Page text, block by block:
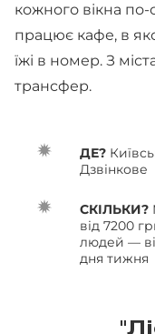
кожного вікна по-
працює кафе, в
їжі в номер. З
трансфер.
ДЕ?
Дзвінкове
СКІЛЬКИ?
від 7200
людей —
дня тижня